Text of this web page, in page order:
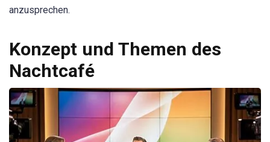
anzusprechen.
Konzept und Themen des
Nachtcafé